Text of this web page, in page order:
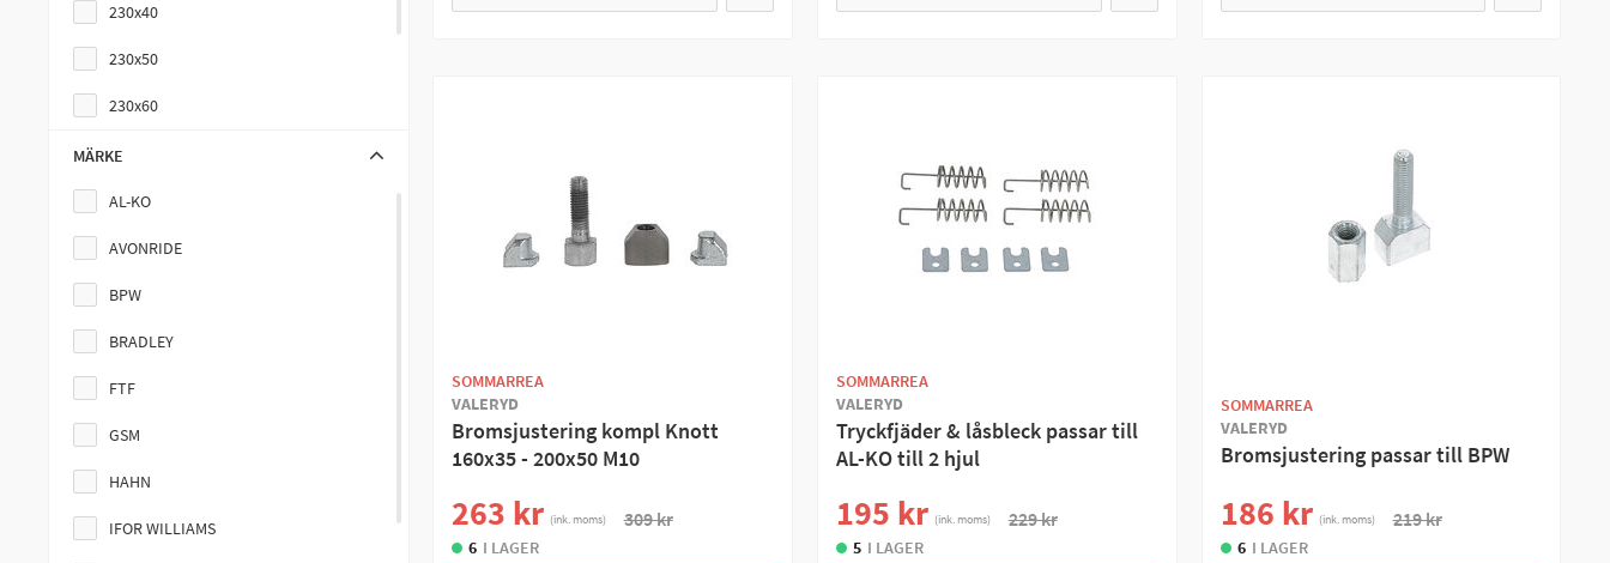
230x40
230x50
230x60
250x40
300x60
MÄRKE
AL-KO
AVONRIDE
BPW
BRADLEY
FTF
GSM
HAHN
IFOR WILLIAMS
SOMMARREA
VALERYD
Bromsjustering kompl Knott
160x35 - 200x50 M10
263 kr (ink. moms) 309 kr
6 I LAGER
SOMMARREA
VALERYD
Tryckfjäder & låsbleck passar till
AL-KO till 2 hjul
195 kr (ink. moms) 229 kr
5 I LAGER
SOMMARREA
VALERYD
Bromsjustering passar till BPW
186 kr (ink. moms) 219 kr
6 I LAGER